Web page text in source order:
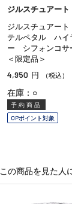
ジルスチュアート
ジルスチュアー
テルペタル ハイ
ー シフォンコサ
＜限定品＞
4,950 円 （税込）
在庫：○
予約商品
OPポイント対象
この商品を見た人